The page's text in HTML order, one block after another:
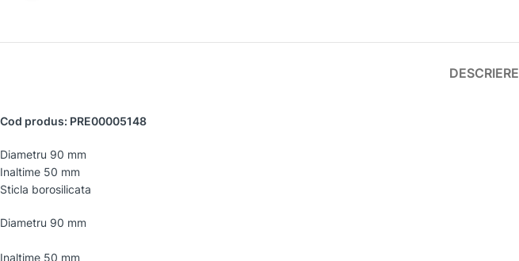
DESCRIERE
Cod produs: PRE00005148
Diametru 90 mm
Inaltime 50 mm
Sticla borosilicata
Diametru 90 mm
Inaltime 50 mm